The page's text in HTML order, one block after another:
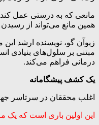
مانعی که به درستی عمل
همین مانع می‌تواند از
زیوآن گو، نویسنده ارشد
درمانی فراهم می‌کند.
یک کشف پیشگامانه
اغلب محققان در سرتاسر
این اولین باری است که